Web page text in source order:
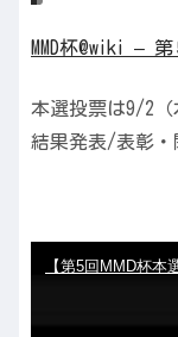
MMD杯@wiki –
本選投票は9/2（
結果発表/表彰・